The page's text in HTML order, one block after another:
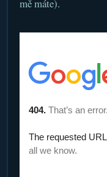
mě máte).